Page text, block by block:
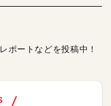
ポートなどを投稿中！